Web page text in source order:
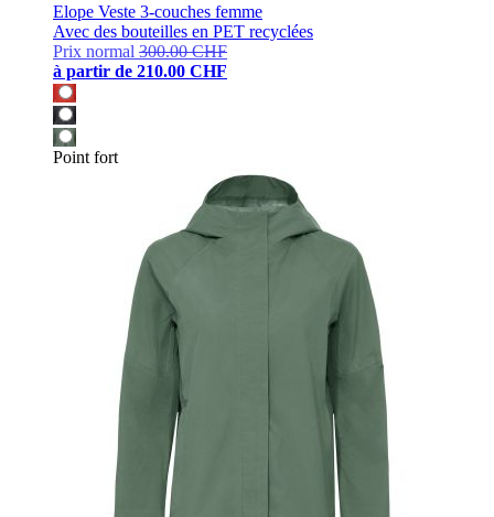
Elope Veste 3-couches femme
Avec des bouteilles en PET recyclées
Prix normal 300.00 CHF
à partir de 210.00 CHF
Point fort